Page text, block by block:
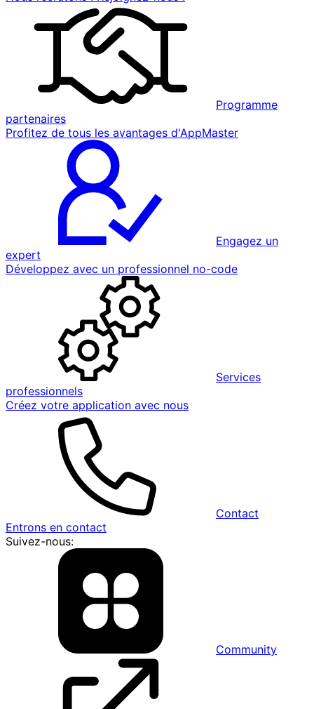
Programme
partenaires
Profitez de tous les avantages d'AppMaster
Engagez un
expert
Développez avec un professionnel no-code
Services
professionnels
Créez votre application avec nous
Contact
Entrons en contact
Suivez-nous:
Community